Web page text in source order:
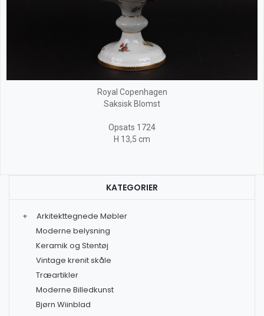
Royal Copenhagen
Saksisk Blomst
Opsats 1724
H 13,5 cm
KATEGORIER
+
Arkitekttegnede Møbler
Moderne belysning
Keramik og Stentøj
Vintage krenit skåle
Træartikler
Moderne Billedkunst
Bjørn Wiinblad